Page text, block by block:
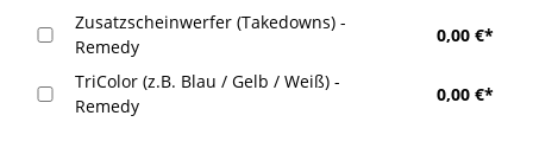
Zusatzscheinwerfer (Takedowns) -
Remedy
0,00 €*
TriColor (z.B. Blau / Gelb / Weiß) -
Remedy
0,00 €*